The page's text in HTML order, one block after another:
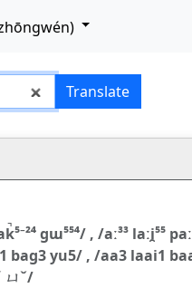
中文
Translate
ɡɯ⁵⁵⁴/ , /aː³³ laːi̯⁵⁵
lai1 bag3 yu5/ , /aa3
ㄩˇ/